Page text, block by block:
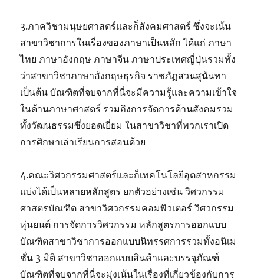
3.ภาควิชามนุษยศาสตร์และก็สังคมศาสตร์ ซึ่งจะเน้น
สาขาวิชาการในเรื่องของภาษาเป็นหลัก ได้แก่ ภาษา
ไทย ภาษาอังกฤษ ภาษาจีน ภาษาประเทศญี่ปุ่นรวมทั้ง
ว่าสาขาวิชาภาษาอังกฤษธุรกิจ ราชภัฏสวนสุนันทา
เป็นต้น บัณฑิตที่จบจากที่นี่จะมีความรู้และความเข้าใจ
ในด้านภาษาศาสตร์ รวมถึงการจัดการด้านสังคมรวม
ทั้งวัฒนธรรมซึ่งยอดเยี่ยม ในสาขาวิชาที่พวกเราเปิด
การศึกษาเล่าเรียนการสอนด้วย
4.คณะวิศวกรรมศาสตร์และก็เทคโนโลยีอุตสาหกรรม
แบ่งได้เป็นหลายหลักสูตร ยกตัวอย่างเช่น วิศวกรรม
ศาสตรบัณฑิต สาขาวิศวกรรมคอมพิวเตอร์ วิศวกรรม
หุ่นยนต์ การจัดการวิศวกรรม หลักสูตรการออกแบบ
บัณฑิตสาขาวิชาการออกแบบนิทรรศการรวมทั้งอนิเม
ชั่น 3 มิติ สาขาวิชาออกแบบสินค้าและบรรจุภัณฑ์
บัณฑิตที่จบจากที่นี่จะมุ่งเน้นในเรื่องที่เกี่ยวข้องกับการ